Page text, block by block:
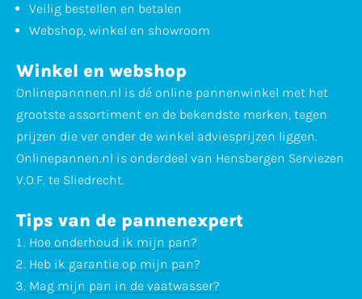
Veilig bestellen en betalen
Webshop, winkel en showroom
Winkel en webshop
Onlinepannnen.nl is dé online pannenwinkel met het
grootste assortiment en de bekendste merken, tegen
prijzen die ver onder de winkel adviesprijzen liggen.
Onlinepannen.nl is onderdeel van Hensbergen Serviezen
V.O.F. te Sliedrecht.
Tips van de pannenexpert
Hoe onderhoud ik mijn pan?
Heb ik garantie op mijn pan?
Mag mijn pan in de vaatwasser?